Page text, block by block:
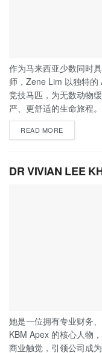
作为马来西亚少数同时
师，Zene Lim 以独特
竞技马匹，为无数动物
严、更舒适的生命旅程。
READ MORE
DR VIVIAN LEE
她是一位拥有专业财务
KBM Apex 的核心人物
商业触觉，引领公司成